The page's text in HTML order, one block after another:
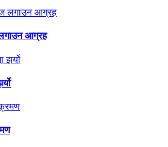
लगाउन आग्रह